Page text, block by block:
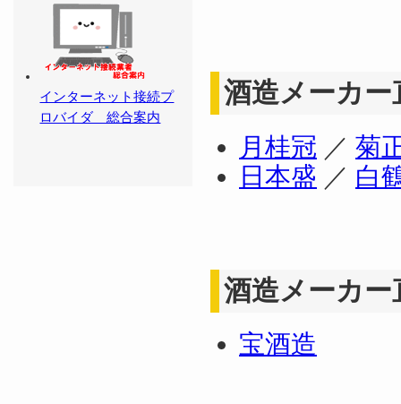
酒造メーカー
月桂冠 ／ 菊
日本盛 ／ 白
酒造メーカー
宝酒造
インターネット接続プ
ロバイダ 総合案内